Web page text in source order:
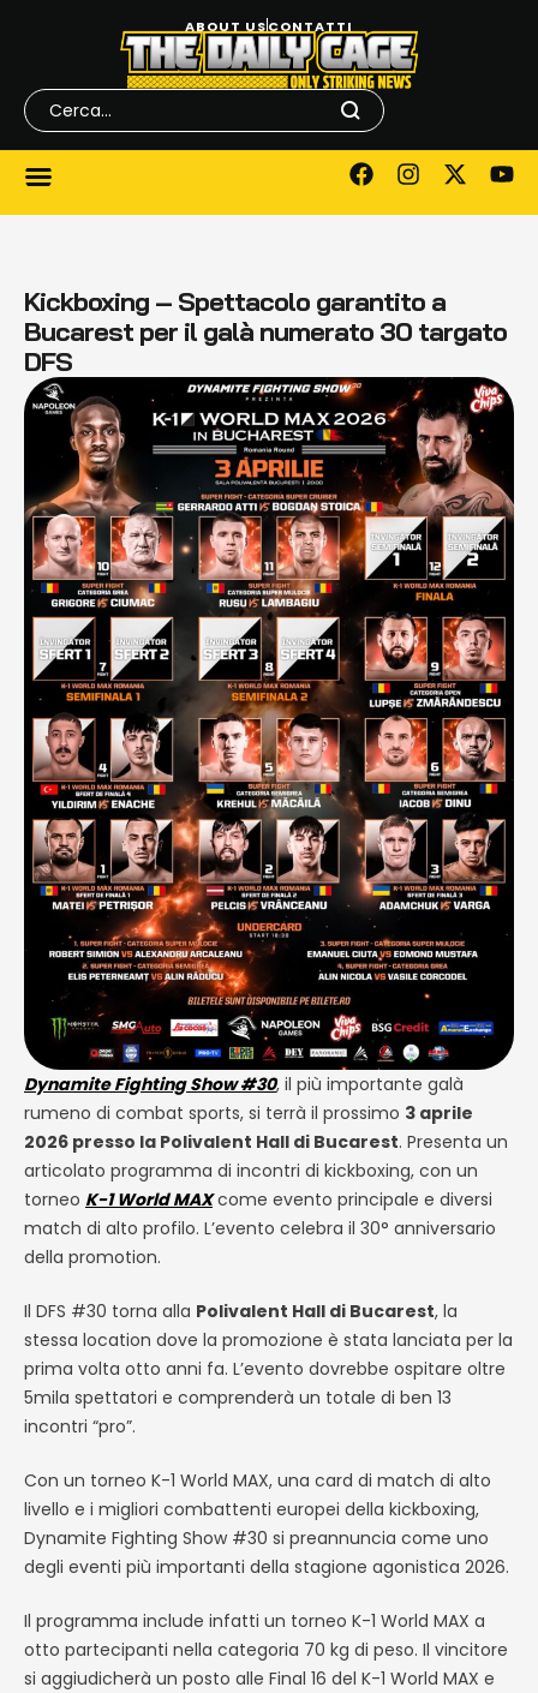
ABOUT USCONTATTI
Kickboxing – Spettacolo garantito a
Bucarest per il galà numerato 30 targato
DFS
Dynamite Fighting Show #30, il più importante galà
rumeno di combat sports, si terrà il prossimo 3 aprile
2026 presso la Polivalent Hall di Bucarest. Presenta un
articolato programma di incontri di kickboxing, con un
torneo K-1 World MAXcome evento principale e diversi
match di alto profilo. L’evento celebra il 30° anniversario
della promotion.
Il DFS #30 torna alla Polivalent Hall di Bucarest, la
stessa location dove la promozione è stata lanciata per la
prima volta otto anni fa. L’evento dovrebbe ospitare oltre
5mila spettatori e comprenderà un totale di ben 13
incontri “pro”.
Con un torneo K-1 World MAX, una card di match di alto
livello e i migliori combattenti europei della kickboxing,
Dynamite Fighting Show #30 si preannuncia come uno
degli eventi più importanti della stagione agonistica 2026.
Il programma include infatti un torneo K-1 World MAX a
otto partecipanti nella categoria 70 kg di peso. Il vincitore
si aggiudicherà un posto alle Final 16 del K-1 World MAX e